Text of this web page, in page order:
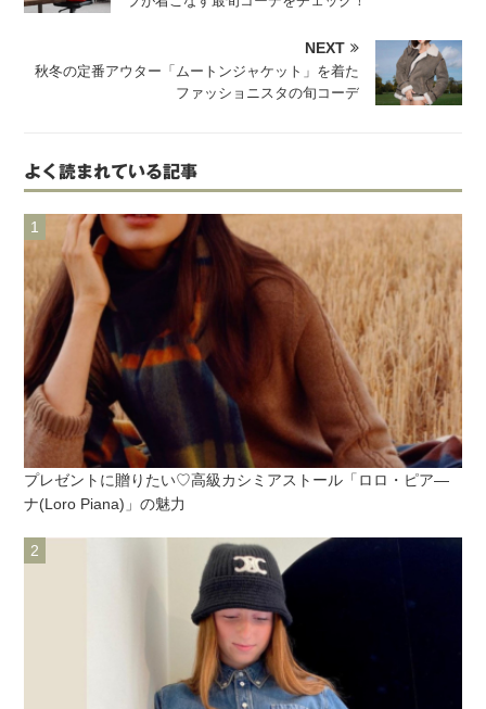
NEXT
秋冬の定番アウター「ムートンジャケット」を着た
ファッショニスタの旬コーデ
よく読まれている記事
プレゼントに贈りたい♡高級カシミアストール「ロロ・ピア―
ナ(Loro Piana)」の魅力